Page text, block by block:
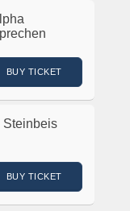
BUY TICKET
Steinbeis
BUY TICKET